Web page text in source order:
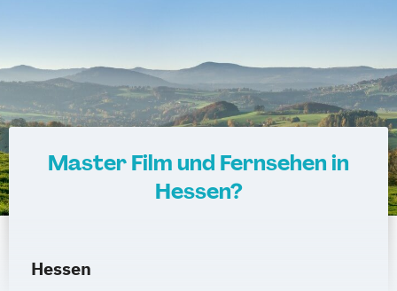
Master Film und Fernsehen in
Hessen?
Hessen